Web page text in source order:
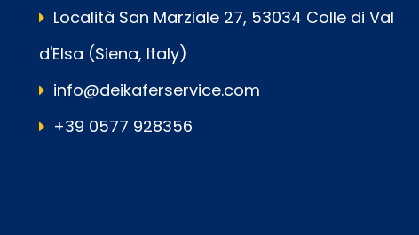
Località San Marziale 27, 53034 Colle di Val
d'Elsa (Siena, Italy)
info@deikaferservice.com
+39 0577 928356